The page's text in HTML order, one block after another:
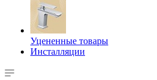
Уцененные товары
Инсталляции